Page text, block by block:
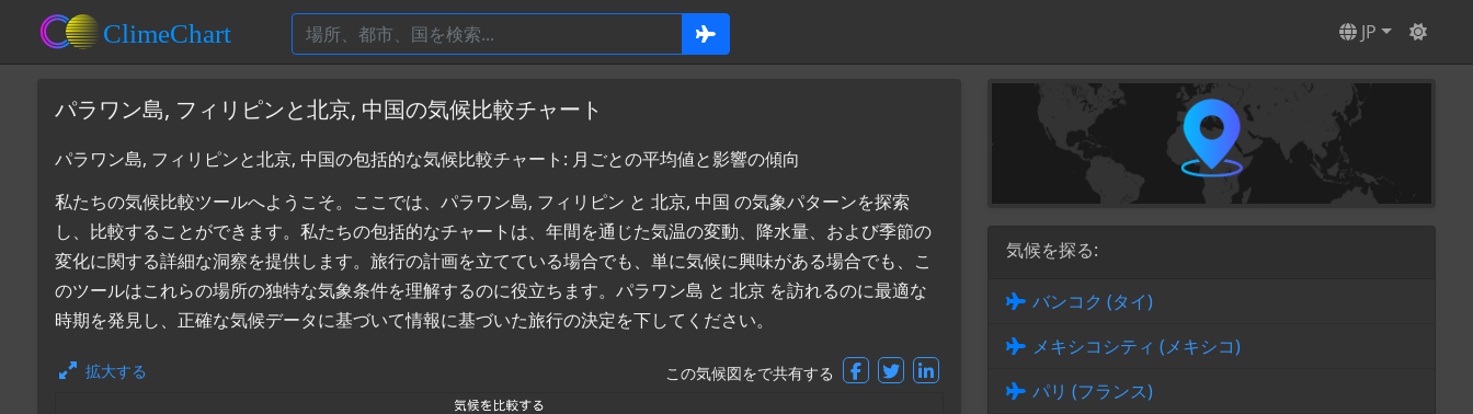
JP
パラワン島, フィリピンと北京, 中国の気候比較チャート
パラワン島, フィリピンと北京, 中国の包括的な気候比較チャート: 月ごとの平均値と影響の傾向
私たちの気候比較ツールへようこそ。ここでは、パラワン島, フィリピン と 北京, 中国 の気象パターンを探索
し、比較することができます。私たちの包括的なチャートは、年間を通じた気温の変動、降水量、および季節の
変化に関する詳細な洞察を提供します。旅行の計画を立てている場合でも、単に気候に興味がある場合でも、こ
のツールはこれらの場所の独特な気象条件を理解するのに役立ちます。パラワン島 と 北京 を訪れるのに最適な
時期を発見し、正確な気候データに基づいて情報に基づいた旅行の決定を下してください。
拡大する この気候図をで共有する
気候を探る:
バンコク (タイ)
メキシコシティ (メキシコ)
パリ (フランス)